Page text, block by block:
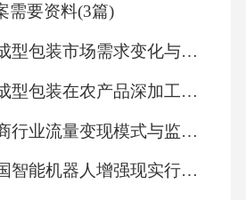
需要资料(3篇)
2026真空热成型包装市场需求变化与厂商应对策略
2026真空热成型包装在农产品深加工领域的价值创造路径
2026直播电商行业流量变现模式与监管政策影响分析报告
2026目前法国智能机器人增强现实行业市场现状分析发展分析投资评估规划分析研究报告